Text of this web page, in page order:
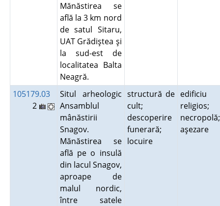
Mănăstirea se
află la 3 km nord
de satul Sitaru,
UAT Grădiştea şi
la sud-est de
localitatea Balta
Neagră.
105179.03
2
Situl arheologic
Ansamblul
mânăstirii
Snagov.
Mănăstirea se
află pe o insulă
din lacul Snagov,
aproape de
malul nordic,
între satele
structură de
cult;
descoperire
funerară;
locuire
edificiu
religios;
necropolă;
aşezare